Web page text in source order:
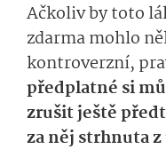
Ačkoliv by toto
zdarma mohlo
kontroverzní,
předplatné si
zrušit ještě
za něj strhnuta